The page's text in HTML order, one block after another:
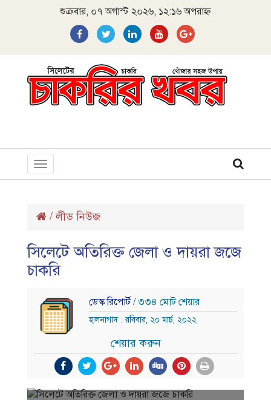
শুক্রবার, ০৭ অগাস্ট ২০২৬, ১২:১৬ অপরাহ্ন
Toggle
navigation
/লীড নিউজ
সিলেটে অতিরিক্ত জেলা ও দায়রা জজে
চাকরি
ডেস্ক রিপোর্ট/ ৩৩৪ মোট শেয়ার
হালনাগাদ : রবিবার, ২০ মার্চ, ২০২২
শেয়ার করুন